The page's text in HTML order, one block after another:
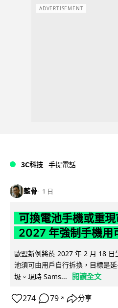
ADVERTISEMENT
3C科技 手提電話
藍骨 1 日
可換電池手機或重
2027 年強制手機用
歐盟新例將於 2027 年 2 月 18
池須可由用戶自行拆換，目標是
圾。現時 Sams...
閱讀全文
274 79 ↗ 分享